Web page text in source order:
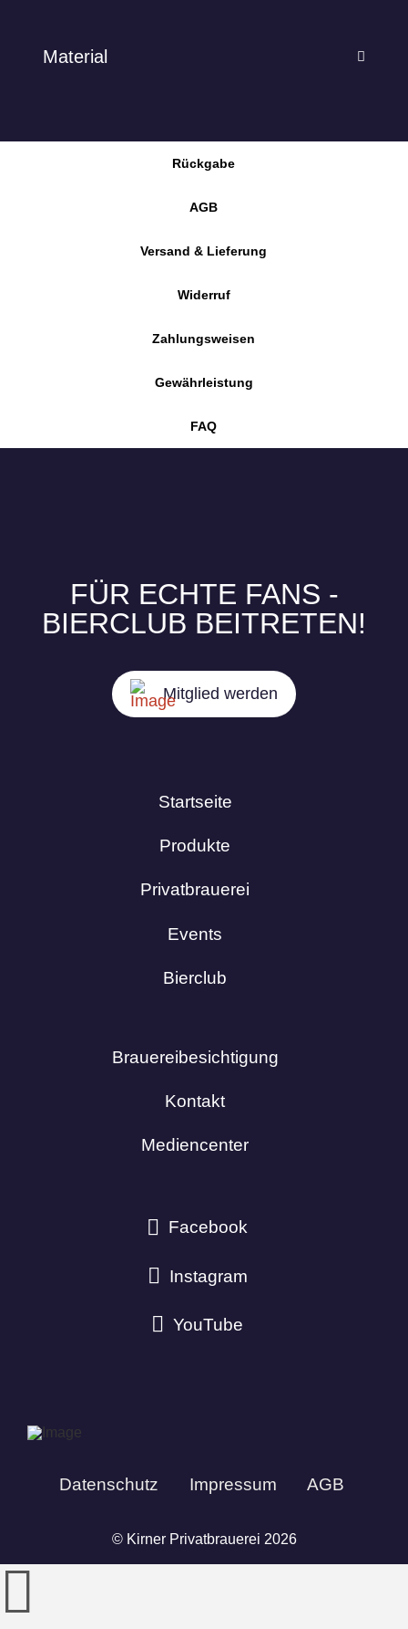
Material
Rückgabe
AGB
Versand & Lieferung
Widerruf
Zahlungsweisen
Gewährleistung
FAQ
Startseite
Produkte
Privatbrauerei
Events
Bierclub
Brauereibesichtigung
Kontakt
Mediencenter
Facebook
Instagram
YouTube
© Kirner Privatbrauerei 2026
Datenschutz Impressum AGB
FÜR ECHTE FANS -
BIERCLUB BEITRETEN!
Mitglied werden